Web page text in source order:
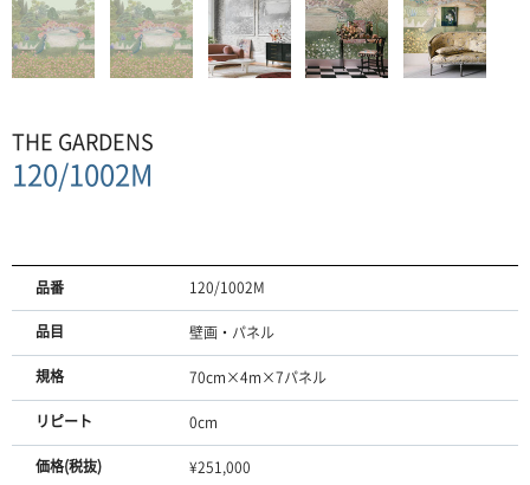
THE GARDENS
120/1002M
品番 120/1002M
品目 壁画・パネル
規格 70cm×4m×7パネル
リピート 0cm
価格(税抜) ¥251,000